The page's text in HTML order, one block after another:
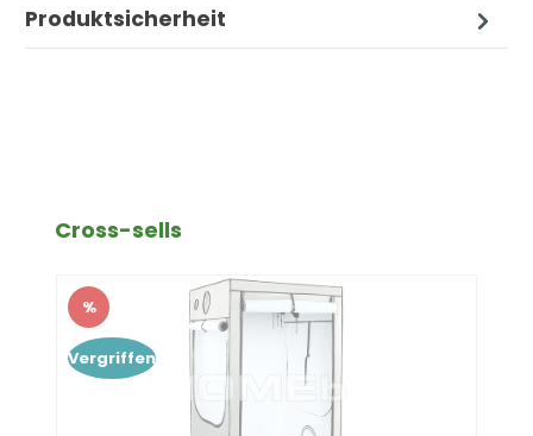
Produktsicherheit
Produktgalerie überspringen
Cross-sells
Rabatt
%
Vergriffen